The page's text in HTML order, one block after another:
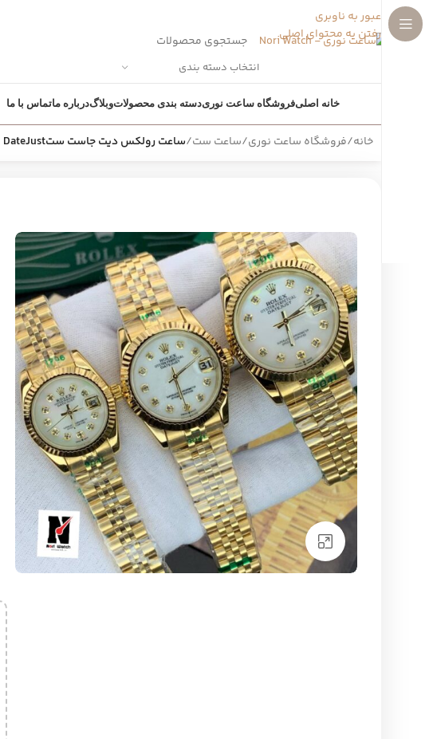
عبور به ناوبری
رفتن به محتوای اصلی
انتخاب دسته بندی
خانه اصلیفروشگاه ساعت نوریدسته بندی محصولاتوبلاگدرباره ماتماس با ما
خانه/فروشگاه ساعت نوری/ساعت ست/ساعت رولکس دیت جاست ستRolex DateJust
بزرگنمایی تصویر